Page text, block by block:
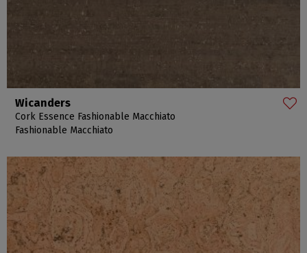
Wicanders
Cork Essence Fashionable Macchiato
Fashionable Macchiato